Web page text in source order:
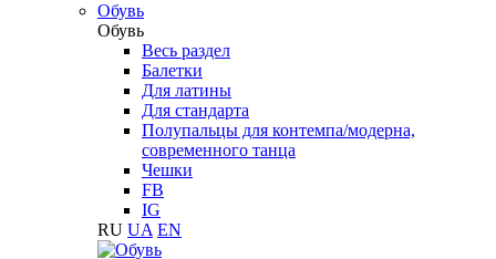
Обувь
Обувь
Весь раздел
Балетки
Для латины
Для стандарта
Полупальцы для контемпа/модерна,
современного танца
Чешки
FB
IG
RU UA EN